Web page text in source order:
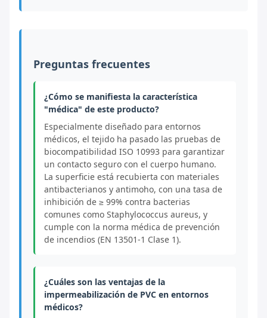
Preguntas frecuentes
¿Cómo se manifiesta la característica
"médica" de este producto?
Especialmente diseñado para entornos
médicos, el tejido ha pasado las pruebas de
biocompatibilidad ISO 10993 para garantizar
un contacto seguro con el cuerpo humano.
La superficie está recubierta con materiales
antibacterianos y antimoho, con una tasa de
inhibición de ≥ 99% contra bacterias
comunes como Staphylococcus aureus, y
cumple con la norma médica de prevención
de incendios (EN 13501-1 Clase 1).
¿Cuáles son las ventajas de la
impermeabilización de PVC en entornos
médicos?